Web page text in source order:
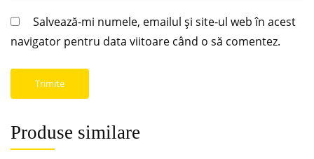
Salvează-mi numele, emailul și site-ul web în acest
navigator pentru data viitoare când o să comentez.
Produse similare